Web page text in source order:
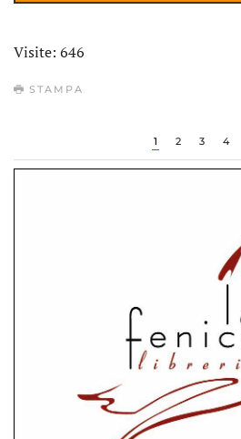
Visite: 646
STAMPA
1 2 3 4